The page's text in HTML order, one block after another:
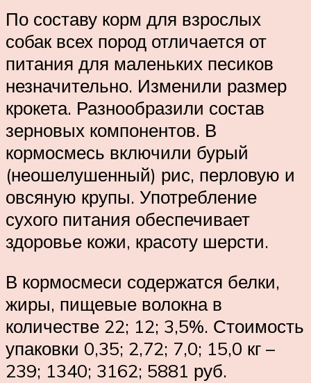
По составу корм для взрослых
собак всех пород отличается от
питания для маленьких песиков
незначительно. Изменили размер
крокета. Разнообразили состав
зерновых компонентов. В
кормосмесь включили бурый
(неошелушенный) рис, перловую и
овсяную крупы. Употребление
сухого питания обеспечивает
здоровье кожи, красоту шерсти.
В кормосмеси содержатся белки,
жиры, пищевые волокна в
количестве 22; 12; 3,5%. Стоимость
упаковки 0,35; 2,72; 7,0; 15,0 кг –
239; 1340; 3162; 5881 руб.